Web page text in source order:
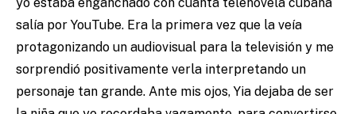
salía por YouTube. Era la primera vez que la veía
protagonizando un audiovisual para la televisión y me
sorprendió positivamente verla interpretando un
personaje tan grande. Ante mis ojos, Yia dejaba de ser